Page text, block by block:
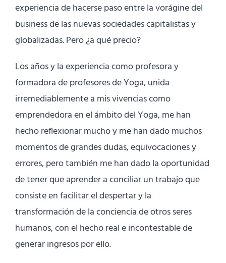
experiencia de hacerse paso entre la vorágine del
business de las nuevas sociedades capitalistas y
globalizadas. Pero ¿a qué precio?
Los años y la experiencia como profesora y
formadora de profesores de Yoga, unida
irremediablemente a mis vivencias como
emprendedora en el ámbito del Yoga, me han
hecho reflexionar mucho y me han dado muchos
momentos de grandes dudas, equivocaciones y
errores, pero también me han dado la oportunidad
de tener que aprender a conciliar un trabajo que
consiste en facilitar el despertar y la
transformación de la conciencia de otros seres
humanos, con el hecho real e incontestable de
generar ingresos por ello.